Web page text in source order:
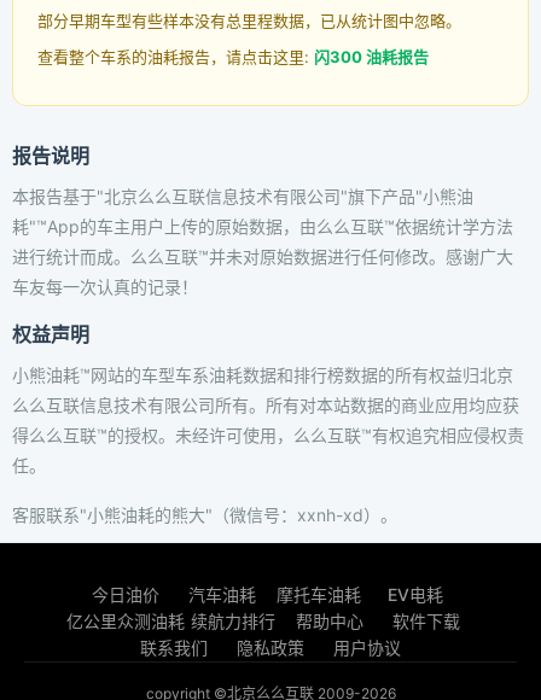
部分早期车型有些样本没有总里程数据，已从统计图中忽略。
查看整个车系的油耗报告，请点击这里: 闪300 油耗报告
报告说明
本报告基于"北京么么互联信息技术有限公司"旗下产品"小熊油
耗"™App的车主用户上传的原始数据，由么么互联™依据统计学方法
进行统计而成。么么互联™并未对原始数据进行任何修改。感谢广大
车友每一次认真的记录！
权益声明
小熊油耗™网站的车型车系油耗数据和排行榜数据的所有权益归北京
么么互联信息技术有限公司所有。所有对本站数据的商业应用均应获
得么么互联™的授权。未经许可使用，么么互联™有权追究相应侵权责
任。
客服联系"小熊油耗的熊大"（微信号：xxnh-xd）。
今日油价 汽车油耗 摩托车油耗
EV电耗
亿公里众测油耗 续航力排行 帮助中心
软件下载
联系我们
隐私政策 用户协议
copyright ©北京么么互联 2009-2026